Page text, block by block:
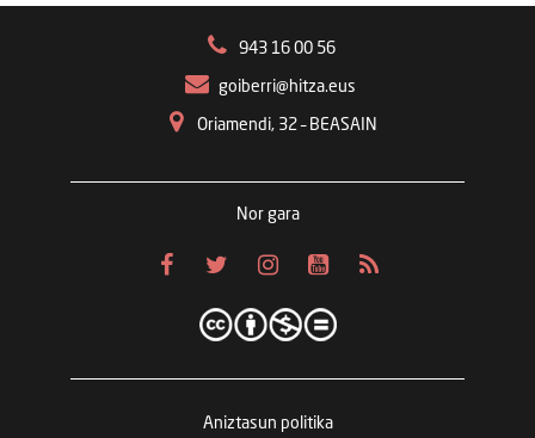
943 16 00 56
goiberri@hitza.eus
Oriamendi, 32 – BEASAIN
Nor gara
Aniztasun politika